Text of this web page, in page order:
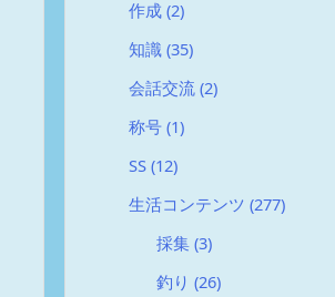
作成 (2)
知識 (35)
会話交流 (2)
称号 (1)
SS (12)
生活コンテンツ (277)
採集 (3)
釣り (26)